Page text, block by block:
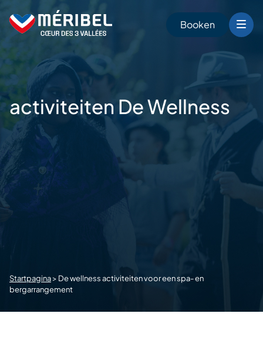
content
Booken
activiteitenDe Wellness
Startpagina> De wellness activiteiten voor een spa- en
bergarrangement